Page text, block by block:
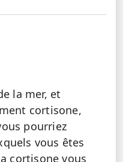
la mer, et
cortisone,
pourriez
vous êtes
cortisone vous